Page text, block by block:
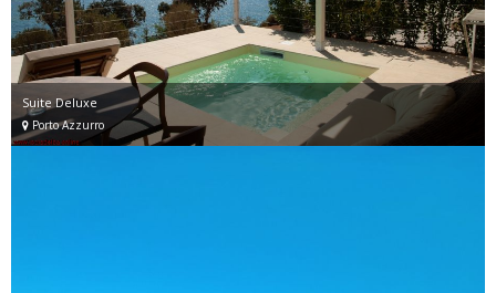
Suite Deluxe
Porto Azzurro